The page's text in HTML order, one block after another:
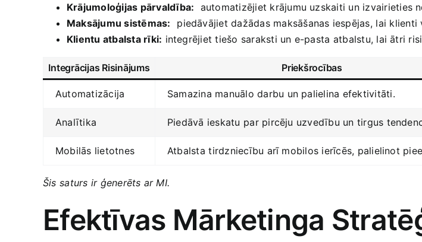
Krājumoloģijas pārvaldība:
automatizējiet krājumu uzskaiti un izvairieties
Maksājumu sistēmas:
piedāvājiet dažādas maksāšanas iespējas, ⁢lai
Klientu atbalsta rīki: ‍integrējiet ​tiešo saraksti un e-pasta ⁢atbalstu, lai ātri
Integrācijas Risinājums Priekšrocības
Automatizācija Samazina manuālo darbu un palielina efektivitāti.
Analītika Piedāvā ieskatu⁢ par pircēju uzvedību‌ un tirgus
Mobilās lietotnes Atbalsta⁤ tirdzniecību arī mobilos ierīcēs, palielinot
Šis⁣ saturs ir ģenerēts ar MI.
Efektīvas Mārketinga